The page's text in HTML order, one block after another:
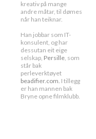
kreativ på mange
andre måtar, til dømes
når han teiknar.
Han jobbar som IT-
konsulent, og har
dessutan eit eige
selskap, Persille, som
står bak
perleverktøyet
beadifier.com. I tillegg
er han mannen bak
Bryne opne filmklubb.